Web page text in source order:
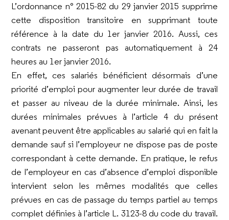
L’ordonnance n° 2015-82 du 29 janvier 2015 supprime
cette disposition transitoire en supprimant toute
référence à la date du 1er janvier 2016. Aussi, ces
contrats ne passeront pas automatiquement à 24
heures au 1er janvier 2016.
En effet, ces salariés bénéficient désormais d’une
priorité d’emploi pour augmenter leur durée de travail
et passer au niveau de la durée minimale. Ainsi, les
durées minimales prévues à l’article 4 du présent
avenant peuvent être applicables au salarié qui en fait la
demande sauf si l’employeur ne dispose pas de poste
correspondant à cette demande. En pratique, le refus
de l’employeur en cas d’absence d’emploi disponible
intervient selon les mêmes modalités que celles
prévues en cas de passage du temps partiel au temps
complet définies à l’article L. 3123-8 du code du travail.